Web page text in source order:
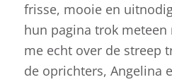
frisse, mooie en
hun pagina trok
me echt over de streep
de oprichters, Angelina